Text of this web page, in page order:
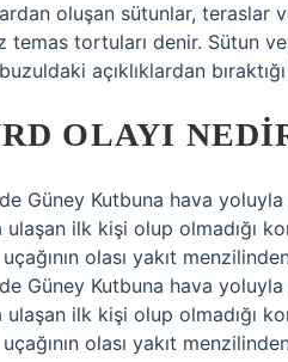
oluşan sütunlar, teraslar
tortuları denir. Sütun
açıklıklardan
OLAYI
Güney Kutbuna hava
ulaşan ilk kişi olup olmadığı
olası yakıt
Güney Kutbuna hava
ulaşan ilk kişi olup olmadığı
olası yakıt